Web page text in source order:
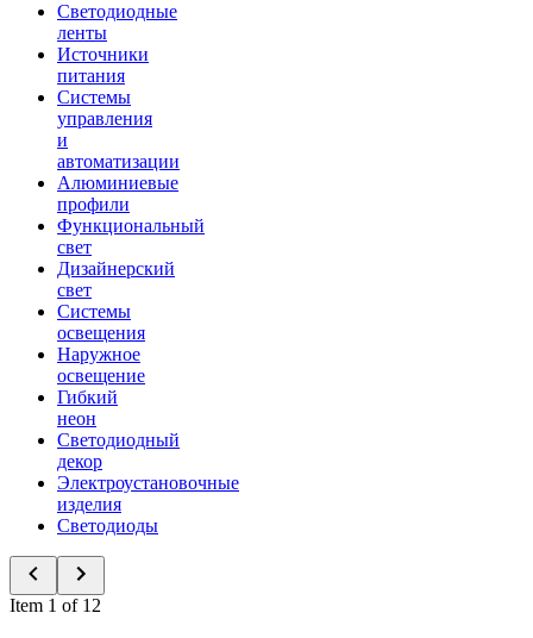
Светодиодные
ленты
Источники
питания
Системы
управления
и
автоматизации
Алюминиевые
профили
Функциональный
свет
Дизайнерский
свет
Системы
освещения
Наружное
освещение
Гибкий
неон
Светодиодный
декор
Электроустановочные
изделия
Светодиоды
Item 1 of 12